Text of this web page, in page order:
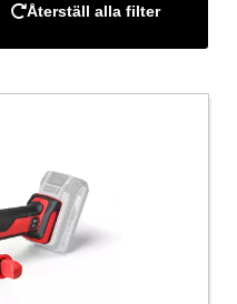
Återställ alla filter